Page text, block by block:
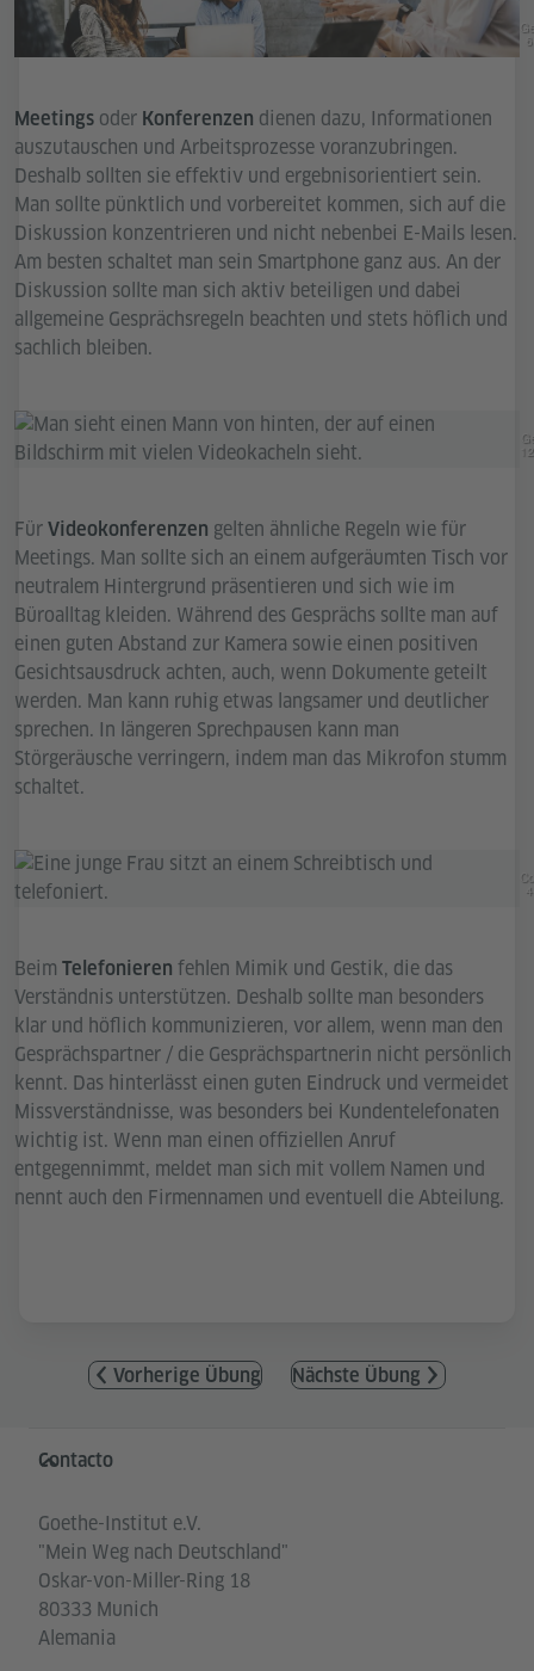
Meetings oder Konferenzen dienen dazu, Informationen
auszutauschen und Arbeitsprozesse voranzubringen.
Deshalb sollten sie effektiv und ergebnisorientiert sein.
Man sollte pünktlich und vorbereitet kommen, sich auf die
Diskussion konzentrieren und nicht nebenbei E-Mails lesen.
Am besten schaltet man sein Smartphone ganz aus. An der
Diskussion sollte man sich aktiv beteiligen und dabei
allgemeine Gesprächsregeln beachten und stets höflich und
sachlich bleiben.
Für Videokonferenzen gelten ähnliche Regeln wie für
Meetings. Man sollte sich an einem aufgeräumten Tisch vor
neutralem Hintergrund präsentieren und sich wie im
Büroalltag kleiden. Während des Gesprächs sollte man auf
einen guten Abstand zur Kamera sowie einen positiven
Gesichtsausdruck achten, auch, wenn Dokumente geteilt
werden. Man kann ruhig etwas langsamer und deutlicher
sprechen. In längeren Sprechpausen kann man
Störgeräusche verringern, indem man das Mikrofon stumm
schaltet.
Beim Telefonieren fehlen Mimik und Gestik, die das
Verständnis unterstützen. Deshalb sollte man besonders
klar und höflich kommunizieren, vor allem, wenn man den
Gesprächspartner / die Gesprächspartnerin nicht persönlich
kennt. Das hinterlässt einen guten Eindruck und vermeidet
Missverständnisse, was besonders bei Kundentelefonaten
wichtig ist. Wenn man einen offiziellen Anruf
entgegennimmt, meldet man sich mit vollem Namen und
nennt auch den Firmennamen und eventuell die Abteilung.
Vorherige Übung Nächste Übung
Service- und Informationsbereich
Contacto
Goethe-Institut e.V.
"Mein Weg nach Deutschland"
Oskar-von-Miller-Ring 18
80333 Munich
Alemania